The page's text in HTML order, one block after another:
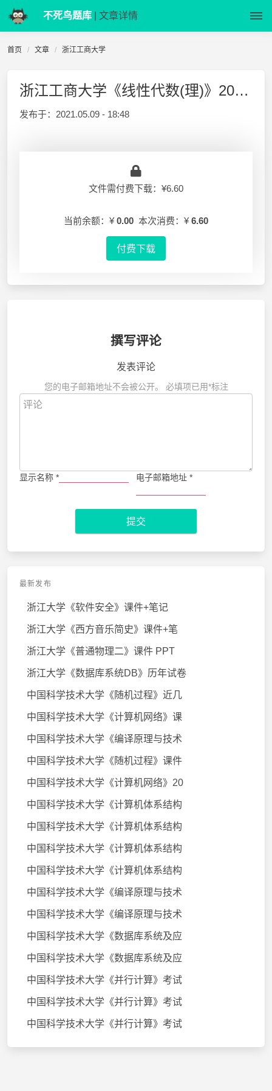
不死鸟题库 | 文章详情
首页 文章 浙江工商大学
浙江工商大学《线性代数(理)》2016-2017-1 期末试卷答案
发布于： 2021.05.09 - 18:48
文件需付费下载：¥6.60
当前余额：¥ 0.00 本次消费：¥ 6.60
付费下载
撰写评论
发表评论
您的电子邮箱地址不会被公开。 必填项已用*标注
显示名称 * 电子邮箱地址 *
提交
最新发布
浙江大学《软件安全》课件+笔记
浙江大学《西方音乐简史》课件+笔
浙江大学《普通物理二》课件 PPT
浙江大学《数据库系统DB》历年试卷
中国科学技术大学《随机过程》近几
中国科学技术大学《计算机网络》课
中国科学技术大学《编译原理与技术
中国科学技术大学《随机过程》课件
中国科学技术大学《计算机网络》20
中国科学技术大学《计算机体系结构
中国科学技术大学《计算机体系结构
中国科学技术大学《计算机体系结构
中国科学技术大学《计算机体系结构
中国科学技术大学《编译原理与技术
中国科学技术大学《编译原理与技术
中国科学技术大学《数据库系统及应
中国科学技术大学《数据库系统及应
中国科学技术大学《并行计算》考试
中国科学技术大学《并行计算》考试
中国科学技术大学《并行计算》考试